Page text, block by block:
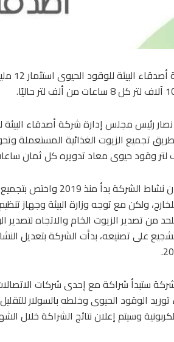
رئيس مجلس إدارة شركة أصدقاء
لتر وقود حيوى معاد تدويره كل ثمان
وذكر نصار أن نشاط الشركة بدأ منذ
ولكن مع توجه وزارة البيئة وجهاز
من تصدير الزيوت الخام والاتجاه لتصدير
على تصنيعه، بدأت الشركة بتعديل
ستبدأ شراكة مع إحدى شركات
الوقود الحيوى وخلطه بالسولار
وسيتم إعلان نتائج الشراكة خلال